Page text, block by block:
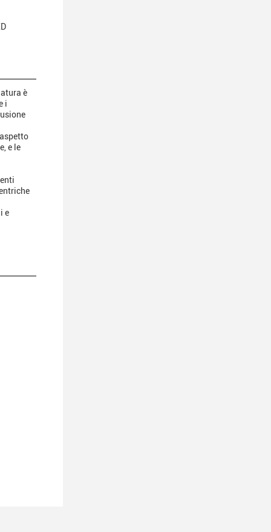
è
i
e le
e